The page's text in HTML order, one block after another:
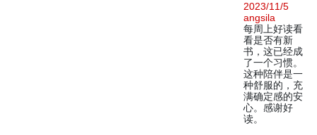
2023/11/5
angsila
每周上好读看
看是否有新
书，这已经成
了一个习惯。
这种陪伴是一
种舒服的，充
满确定感的安
心。感谢好
读。